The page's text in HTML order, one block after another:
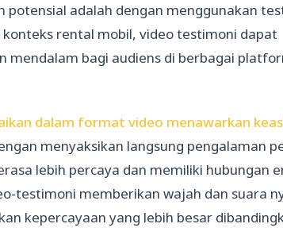
adalah dengan menggunakan
rental mobil, video testimoni dapat
mendalam bagi audiens di berbagai
dalam format video menawarkan
menyaksikan langsung pengalaman
lebih percaya dan memiliki hubungan
testimoni memberikan wajah dan suara
kepercayaan yang lebih besar